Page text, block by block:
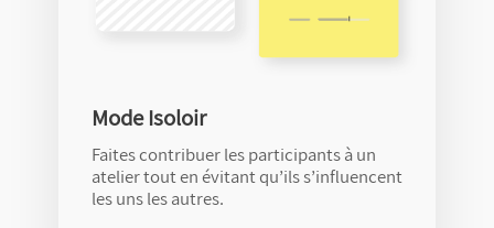
Mode Isoloir
Faites contribuer les participants à un
atelier tout en évitant qu’ils s’influencent
les uns les autres.